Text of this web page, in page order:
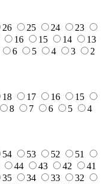
26 25 24
23
16 15 14
13
6 5 4 3
2
18 17 16
15
8 7 6 5
4
54 53 52
51
44 43 42
41
35 34 33
32